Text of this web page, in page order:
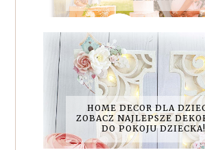
HOME DECOR DLA
ZOBACZ NAJLEPSZE
DO POKOJU DZIECKA!